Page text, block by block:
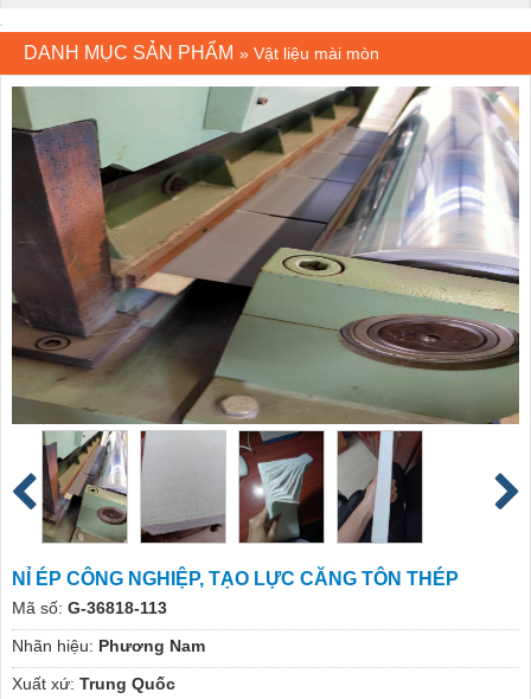
DANH MỤC SẢN PHẨM » Vật liệu mài mòn
NỈ ÉP CÔNG NGHIỆP, TẠO LỰC CĂNG TÔN THÉP
Mã số: G-36818-113
Nhãn hiệu: Phương Nam
Xuất xứ: Trung Quốc